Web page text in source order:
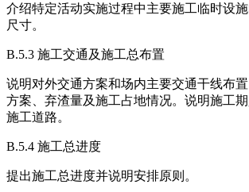
介绍特定活动实施过程中主要施工临时设
尺寸。
B.5.3 施工交通及施工总布置
说明对外交通方案和场内主要交通干线布
方案、弃渣量及施工占地情况。说明施工
施工道路。
B.5.4 施工总进度
提出施工总进度并说明安排原则。